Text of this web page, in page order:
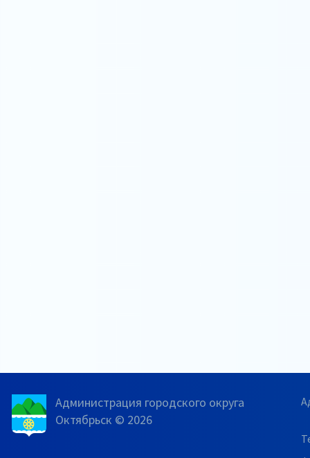
Администрация городского округа
Октябрьск © 2026